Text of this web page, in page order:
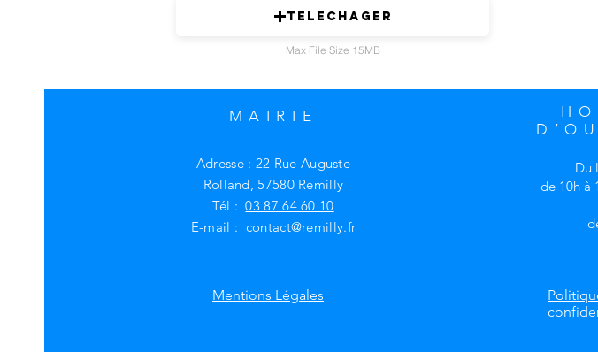
Telechager
Max File Size 15MB
MAIRIE
Adresse : 22 Rue Auguste
Rolland, 57580 Remilly
Tél :03 87 64 60 10
E-mail : contact@remilly.fr
Mentions Légales
Du
de 10h à